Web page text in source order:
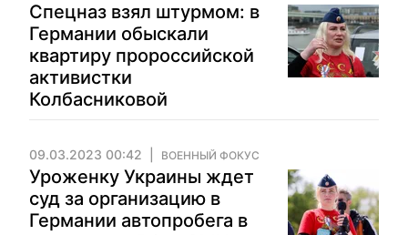
Спецназ взял штурмом: в
Германии обыскали
квартиру пророссийской
активистки
Колбасниковой
09.03.2023 00:42 ВОЕННЫЙ ФОКУС
Уроженку Украины ждет
суд за организацию в
Германии автопробега в